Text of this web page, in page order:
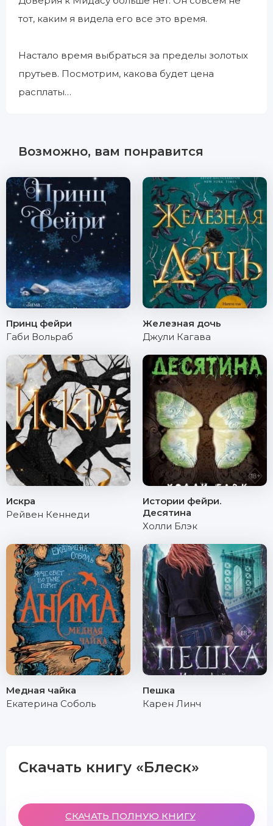
тот, каким я видела его все это время.
Настало время выбраться за пределы золотых
прутьев. Посмотрим, какова будет цена
расплаты…
Возможно, вам понравится
Принц фейри
Габи Вольраб
Железная дочь
Джули Кагава
Искра
Рейвен Кеннеди
Истории фейри.
Десятина
Холли Блэк
Медная чайка
Екатерина Соболь
Пешка
Карен Линч
Скачать книгу «Блеск»
СКАЧАТЬ ПОЛНУЮ КНИГУ